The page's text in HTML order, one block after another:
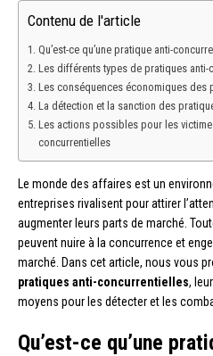
Contenu de l'article
Qu’est-ce qu’une pratique anti-
Les différents types de pratiques anti-
Les conséquences économiques des
La détection et la sanction des
Les actions possibles pour les
concurrentielles
Le monde des affaires est un
entreprises rivalisent pour attirer
augmenter leurs parts de marché.
peuvent nuire à la concurrence et
marché. Dans cet article, nous vous
pratiques anti-concurrentielles,
moyens pour les détecter et les
Qu’est-ce qu’une